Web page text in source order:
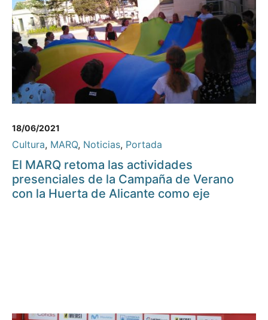
18/06/2021
Cultura, MARQ, Noticias, Portada
El MARQ retoma las actividades
presenciales de la Campaña de Verano
con la Huerta de Alicante como eje